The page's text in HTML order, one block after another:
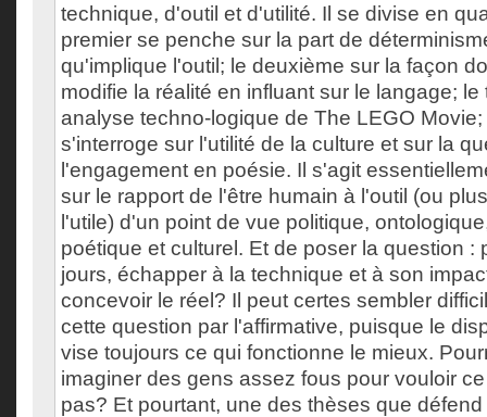
technique, d'outil et d'utilité. Il se divise en
premier se penche sur la part de
qu'implique l'outil; le deuxième sur la façon
modifie la réalité en influant sur le langage;
analyse techno-logique de The LEGO
s'interroge sur l'utilité de la culture et sur la
l'engagement en poésie. Il s'agit
sur le rapport de l'être humain à l'outil (ou
l'utile) d'un point de vue politique,
poétique et culturel. Et de poser la question :
jours, échapper à la technique et à son
concevoir le réel? Il peut certes sembler
cette question par l'affirmative, puisque le
vise toujours ce qui fonctionne le mieux.
imaginer des gens assez fous pour vouloir
pas? Et pourtant, une des thèses que